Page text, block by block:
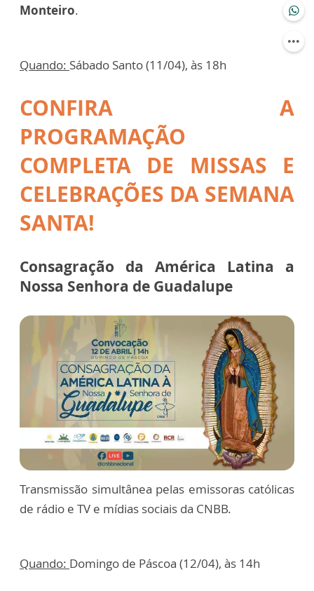
Monteiro.
Quando: Sábado Santo (11/04), às 18h
CONFIRA A
PROGRAMAÇÃO
COMPLETA DE MISSAS E
CELEBRAÇÕES DA SEMANA
SANTA!
Consagração da América Latina a
Nossa Senhora de Guadalupe
Transmissão simultânea pelas emissoras católicas
de rádio e TV e mídias sociais da CNBB.
Quando: Domingo de Páscoa (12/04), às 14h